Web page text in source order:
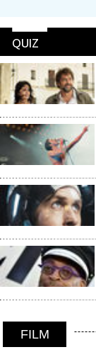
QUIZ